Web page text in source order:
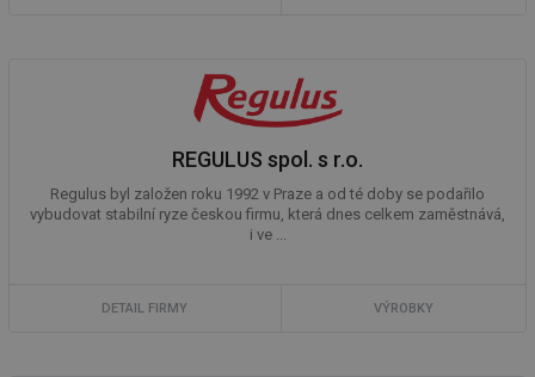
REGULUS spol. s r.o.
Regulus byl založen roku 1992 v Praze a od té doby se podařilo
vybudovat stabilní ryze českou firmu, která dnes celkem zaměstnává,
i ve ...
DETAIL FIRMY VÝROBKY